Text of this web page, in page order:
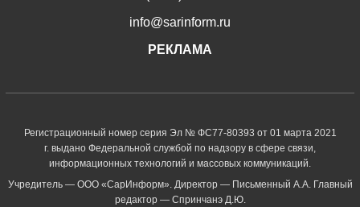
info@sarinform.ru
РЕКЛАМА
Регистрационный номер серия Эл № ФС77-80393 от 01 марта 2021
г. выдано Федеральной службой по надзору в сфере связи,
информационных технологий и массовых коммуникаций.
Учредитель — ООО «СарИнформ». Директор — Письменный А.А. Главный
редактор — Спринчанэ Д.Ю.